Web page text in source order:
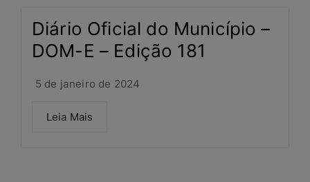
Diário Oficial do Município –
DOM-E – Edição 181
5 de janeiro de 2024
Leia Mais